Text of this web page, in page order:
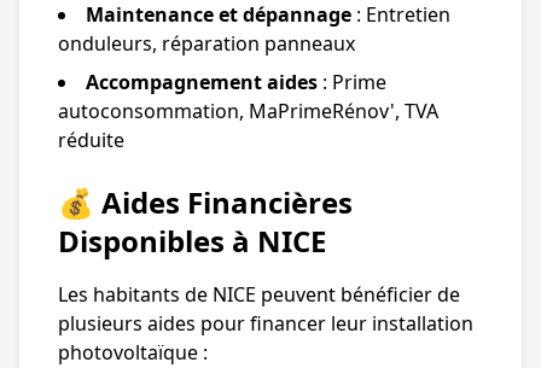
Maintenance et dépannage : Entretien
onduleurs, réparation panneaux
Accompagnement aides : Prime
autoconsommation, MaPrimeRénov', TVA
réduite
💰 Aides Financières
Disponibles à NICE
Les habitants de NICE peuvent bénéficier de
plusieurs aides pour financer leur installation
photovoltaïque :